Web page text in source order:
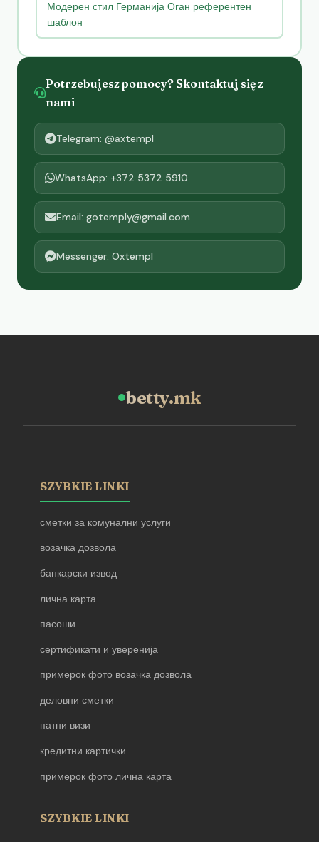
Модерен стил Германија Оган референтен
шаблон
Potrzebujesz pomocy? Skontaktuj się z
nami
Telegram: @axtempl
WhatsApp: +372 5372 5910
Email: gotemply@gmail.com
Messenger: Oxtempl
betty.mk
SZYBKIE LINKI
сметки за комунални услуги
возачка дозвола
банкарски извод
лична карта
пасоши
сертификати и уверенија
примерок фото возачка дозвола
деловни сметки
патни визи
кредитни картички
примерок фото лична карта
SZYBKIE LINKI